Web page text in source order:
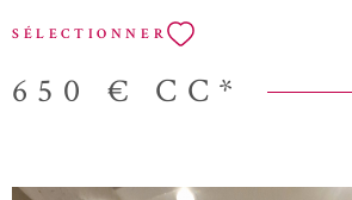
agence immobilière se spécialise dans le
souhaitez rédiger un compromis de vente
immobilier ou votre commerce, vous avez
la construction ? Droit de la copropriété ?
en droit immobilier, nous devenons votre
SÉLECTIONNER
650 € CC*